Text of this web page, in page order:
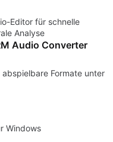
Editor für schnelle
Analyse
Audio Converter
Formate unter
Windows